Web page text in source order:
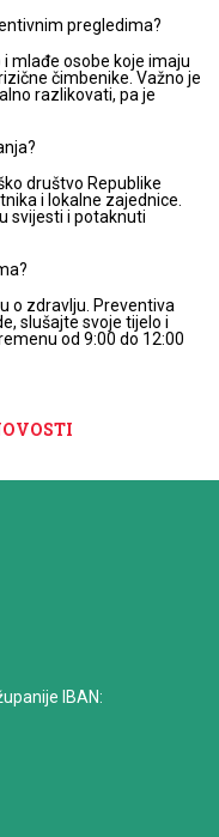
pregledima?
mlađe osobe koje imaju
čimbenike. Važno je
razlikovati, pa je
društvo Republike
i lokalne zajednice.
svijesti i potaknuti
o zdravlju. Preventiva
slušajte svoje tijelo i
od 9:00 do 12:00
IBAN: